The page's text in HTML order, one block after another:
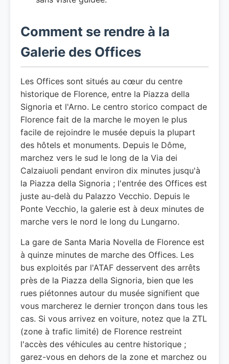
Comment se rendre à la
Galerie des Offices
Les Offices sont situés au cœur du centre
historique de Florence, entre la Piazza della
Signoria et l'Arno. Le centro storico compact de
Florence fait de la marche le moyen le plus
facile de rejoindre le musée depuis la plupart
des hôtels et monuments. Depuis le Dôme,
marchez vers le sud le long de la Via dei
Calzaiuoli pendant environ dix minutes jusqu'à
la Piazza della Signoria ; l'entrée des Offices est
juste au-delà du Palazzo Vecchio. Depuis le
Ponte Vecchio, la galerie est à deux minutes de
marche vers le nord le long du Lungarno.
La gare de Santa Maria Novella de Florence est
à quinze minutes de marche des Offices. Les
bus exploités par l'ATAF desservent des arrêts
près de la Piazza della Signoria, bien que les
rues piétonnes autour du musée signifient que
vous marcherez le dernier tronçon dans tous les
cas. Si vous arrivez en voiture, notez que la ZTL
(zone à trafic limité) de Florence restreint
l'accès des véhicules au centre historique ;
garez-vous en dehors de la zone et marchez ou